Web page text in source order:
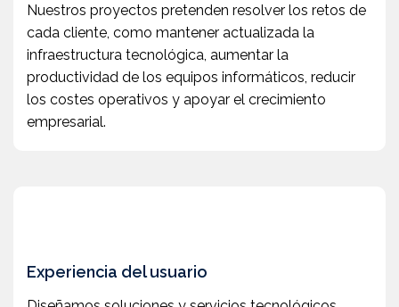
Nuestros proyectos pretenden resolver los retos de
cada cliente, como mantener actualizada la
infraestructura tecnológica, aumentar la
productividad de los equipos informáticos, reducir
los costes operativos y apoyar el crecimiento
empresarial.
Experiencia del usuario